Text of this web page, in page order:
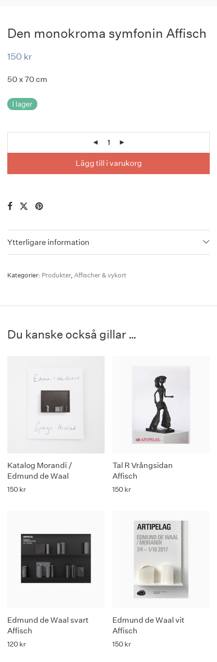
Den monokroma symfonin Affisch
150 kr
50 x 70 cm
I lager
Lägg till i varukorg
Ytterligare information
Kategorier: Produkter, Affischer & vykort
Du kanske också gillar …
Katalog Morandi /
Edmund de Waal
150 kr
Tal R Vrångsidan
Affisch
150 kr
Edmund de Waal svart
Affisch
120 kr
Edmund de Waal vit
Affisch
150 kr